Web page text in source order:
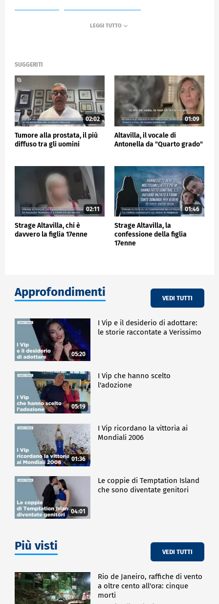
SUGGERITI
02:02
Tumore alla prostata, il più
diffuso tra gli uomini
01:09
Altavilla, il vocale di
Antonella da "Quarto grado"
02:11
Strage Altavilla, chi è
davvero la figlia 17enne
01:46
Strage Altavilla, la
confessione della figlia
17enne
Approfondimenti VEDI TUTTI
05:20
I Vip e il desiderio di adottare:
le storie raccontate a Verissimo
05:19
I Vip che hanno scelto
l'adozione
01:36
I Vip ricordano la vittoria ai
Mondiali 2006
04:01
Le coppie di Temptation Island
che sono diventate genitori
Più visti VEDI TUTTI
Rio de Janeiro, raffiche di vento
a oltre cento all'ora: cinque
morti